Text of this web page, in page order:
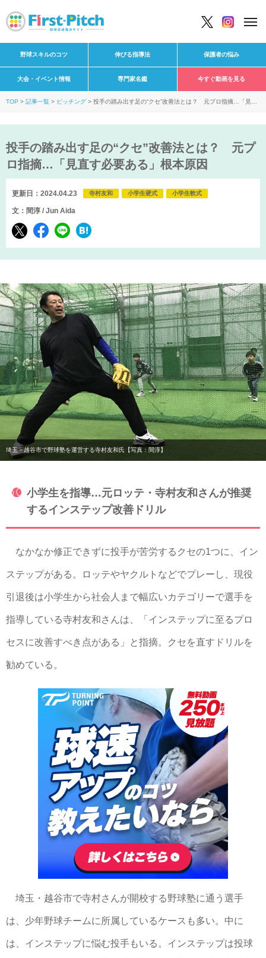
野球スキルのコツ 伸びる指導法 保護者の悩み
大会・イベント情報 専門家名鑑 今すぐ動画を見る
TOP 記事一覧 ピッチング
投手の踏み出す足の“クセ”改善法とは？ 元プロ指摘…「見直
投手の踏み出す足の“クセ”改善法とは？ 元プ
ロ指摘…「見直す必要ある」根本原因
更新日：2024.04.23 寺村友和 小学生硬式 小学生軟式
文：間淳 / Jun Aida
埼玉・越谷市で野球塾を運営する寺村友和氏【写真：間淳】
小学生を指導…元ロッテ・寺村友和さんが推奨
するインステップ改善ドリル
なかなか修正できずに投手が苦労するクセの1つに、イン
ステップがある。ロッテやヤクルトなどでプレーし、現役
引退後は小学生から社会人まで幅広いカテゴリーで選手を
指導している寺村友和さんは、「インステップに至るプロ
セスに改善すべき点がある」と指摘。クセを直すドリルを
勧めている。
埼玉・越谷市で寺村さんが開校する野球塾に通う選手
は、少年野球チームに所属しているケースも多い。中に
は、インステップに悩む投手もいる。インステップは投球